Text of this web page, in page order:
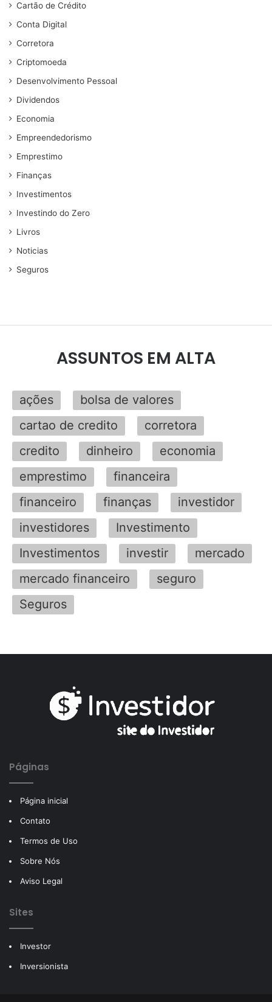
Cartão de Crédito
Conta Digital
Corretora
Criptomoeda
Desenvolvimento Pessoal
Dividendos
Economia
Empreendedorismo
Emprestimo
Finanças
Investimentos
Investindo do Zero
Livros
Noticias
Seguros
ASSUNTOS EM ALTA
ações
bolsa de valores
cartao de credito
corretora
credito
dinheiro
economia
emprestimo
financeira
financeiro
finanças
investidor
investidores
Investimento
Investimentos
investir
mercado
mercado financeiro
seguro
Seguros
Páginas
Página inicial
Contato
Termos de Uso
Sobre Nós
Aviso Legal
Sites
Investor
Inversionista